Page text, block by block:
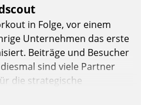
in Folge, vor einem
Unternehmen das erste
Beiträge und Besucher
sind viele Partner
die strategische